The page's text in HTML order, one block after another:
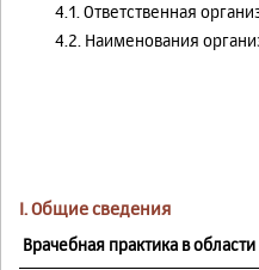
4.1. Ответственная
4.2. Наименования
I. Общие сведения
Врачебная практика в